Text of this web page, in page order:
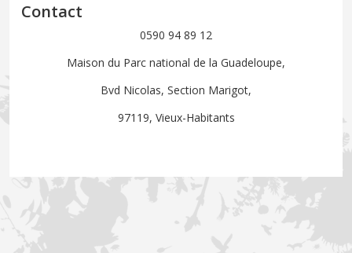
Contact
0590 94 89 12
Maison du Parc national de la Guadeloupe,
Bvd Nicolas, Section Marigot,
97119, Vieux-Habitants